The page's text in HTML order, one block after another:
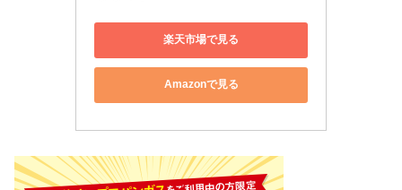
楽天市場で見る
Amazonで見る